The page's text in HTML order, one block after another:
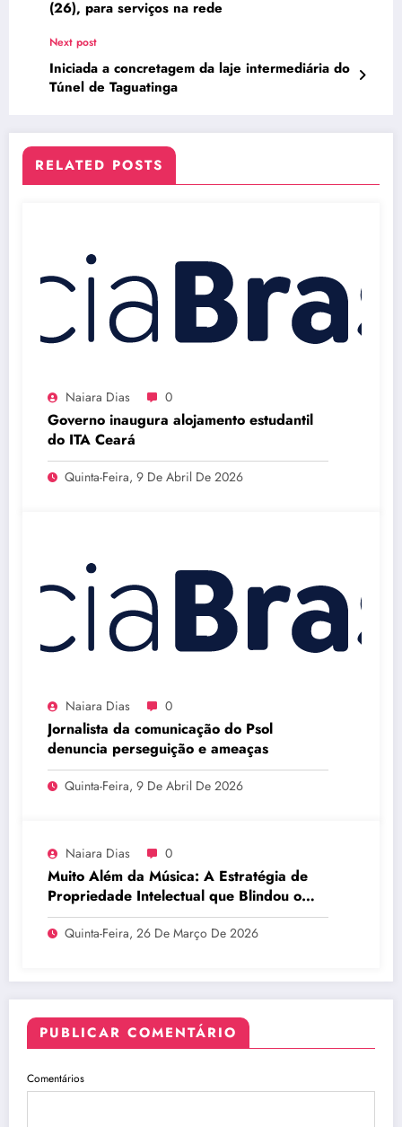
(26), para serviços na rede
Next post
Iniciada a concretagem da laje intermediária do
Túnel de Taguatinga
RELATED POSTS
Naiara Dias 0
Governo inaugura alojamento estudantil
do ITA Ceará
Quinta-Feira, 9 De Abril De 2026
Naiara Dias 0
Jornalista da comunicação do Psol
denuncia perseguição e ameaças
Quinta-Feira, 9 De Abril De 2026
Naiara Dias 0
Muito Além da Música: A Estratégia de
Propriedade Intelectual que Blindou o
Legado do BTS
Quinta-Feira, 26 De Março De 2026
PUBLICAR COMENTÁRIO
Comentários